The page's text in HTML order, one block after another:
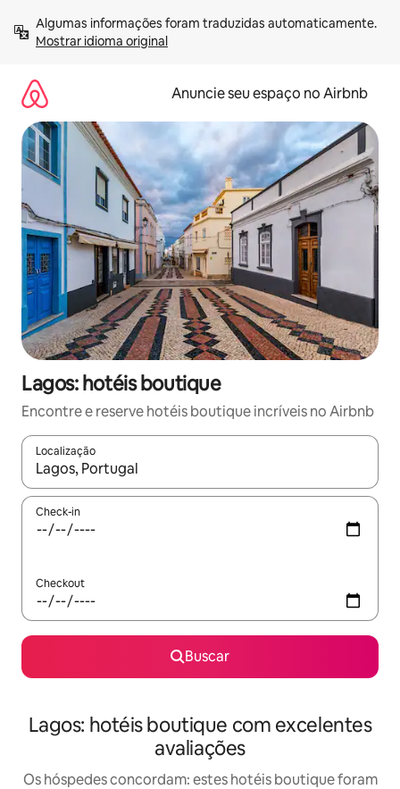
para
Mostrar idioma original
Anuncie seu espaço no Airbnb
Lagos: hotéis boutique
Encontre e reserve hotéis boutique incríveis no Airbnb
Localização
Quando os resultados estiverem disponíveis, explore-os
Check-in
Checkout
Buscar
Lagos: hotéis boutique com excelentes
avaliações
Os hóspedes concordam: estes hotéis boutique foram